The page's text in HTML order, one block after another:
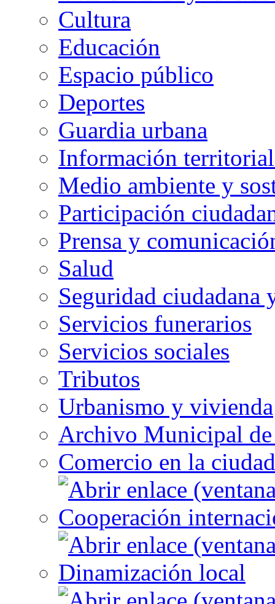
Cultura
Educación
Espacio público
Deportes
Guardia urbana
Información
Medio ambiente y
Participación
Prensa y
Salud
Seguridad ciudadana
Servicios funerarios
Servicios sociales
Tributos
Urbanismo y vivienda
Archivo Municipal de
Comercio en la ciudad
Cooperación
Dinamización local